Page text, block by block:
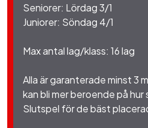
Seniorer: Lördag 3/1
Juniorer: Söndag 4/1
Max antal lag/klass: 16 lag
Alla är garanterade minst 3
kan bli mer beroende på hur
Slutspel för de bäst